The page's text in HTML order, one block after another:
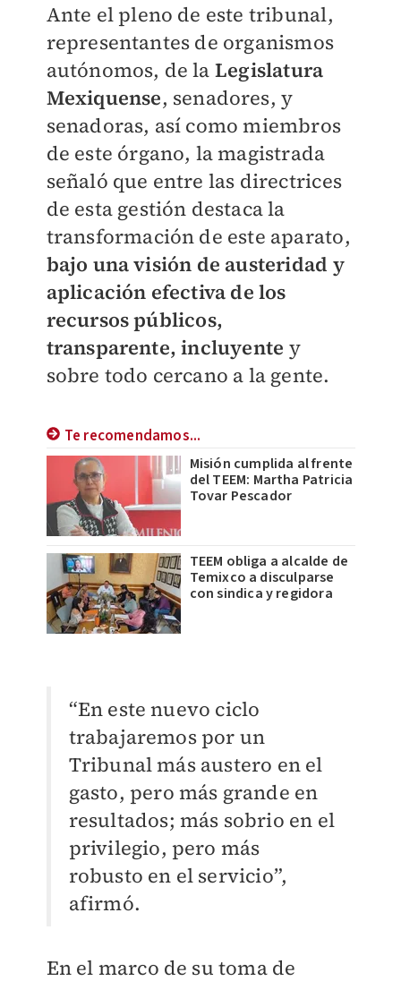
Ante el pleno de este tribunal,
representantes de organismos
autónomos, de la Legislatura
Mexiquense, senadores, y
senadoras, así como miembros
de este órgano, la magistrada
señaló que entre las directrices
de esta gestión destaca la
transformación de este aparato,
bajo una visión de austeridad y
aplicación efectiva de los
recursos públicos,
transparente, incluyente y
sobre todo cercano a la gente.
Te recomendamos...
Misión cumplida al frente
del TEEM: Martha Patricia
Tovar Pescador
TEEM obliga a alcalde de
Temixco a disculparse
con sindica y regidora
“En este nuevo ciclo
trabajaremos por un
Tribunal más austero en el
gasto, pero más grande en
resultados; más sobrio en el
privilegio, pero más
robusto en el servicio”,
afirmó.
En el marco de su toma de